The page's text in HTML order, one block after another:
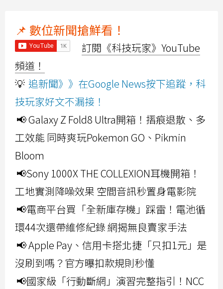
📌 數位新聞搶鮮看！
訂閱《科技玩家》YouTube
頻道！
💡 追新聞》》在Google News按下追蹤，科
技玩家好文不漏接！
📢 Galaxy Z Fold8 Ultra開箱！摺痕退散、多
工效能 同時爽玩Pokemon GO、Pikmin
Bloom
📢Sony 1000X THE COLLEXION耳機開箱！
工地實測降噪效果 空間音訊秒置身電影院
📢電商平台買「全新庫存機」踩雷！電池循
環44次還帶維修紀錄 網揭無良賣家手法
📢 Apple Pay、信用卡搭北捷「只扣1元」是
沒刷到嗎？官方曝扣款規則秒懂
📢國家級「行動斷網」演習完整指引！NCC